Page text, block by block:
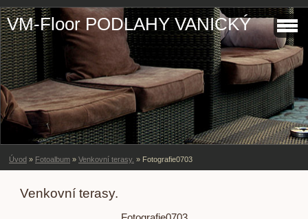
VM-Floor PODLAHY VANICKÝ
Úvod » Fotoalbum » Venkovní terasy. » Fotografie0703
Venkovní terasy.